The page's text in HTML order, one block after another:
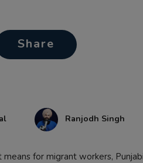
Share
Ranjodh Singh
for migrant workers,